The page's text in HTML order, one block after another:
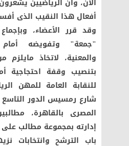
الآن، وأن الرياضيين
أفعال هذا النقيب الذى
وقد قرر الأعضاء،
"جمعة" وتفويضه أمام
والمعنية، لاتخاذ مايلزم
بتنصيب وقفة احتجاجية
شارع رمسيس الدور التاسع
المصرى بالقاهرة،
إدارته بمجموعة مطالب
باب الترشح وانتخابات